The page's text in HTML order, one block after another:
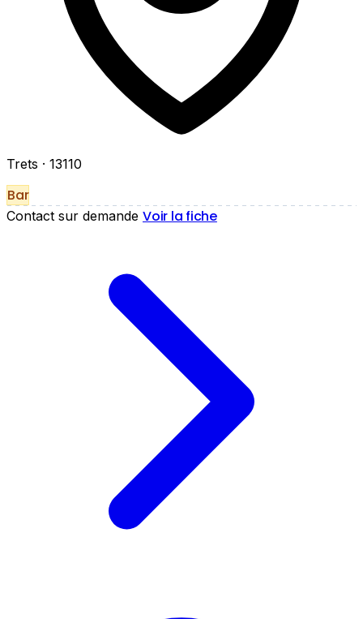
Trets · 13110
Bar
Contact sur demande Voir la fiche